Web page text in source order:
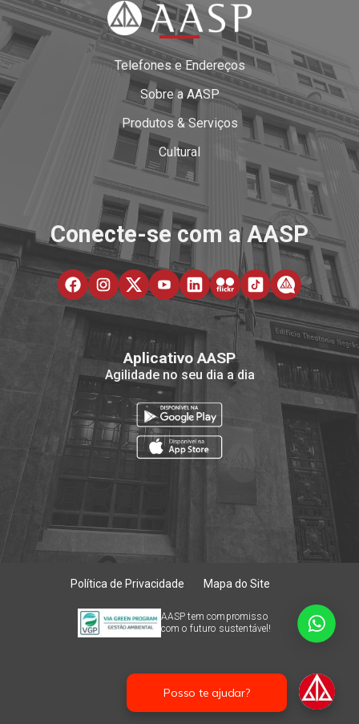
Telefones e Endereços
Sobre a AASP
Produtos & Serviços
Cultural
Conecte-se com a AASP
Aplicativo AASP
Agilidade no seu dia a dia
Política de Privacidade Mapa do Site
AASP tem compromisso
com o futuro sustentável!